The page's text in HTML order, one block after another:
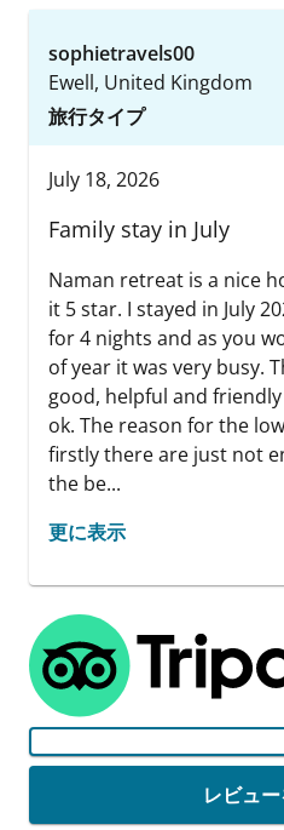
sophietravels00
Ewell, United Kingdom
旅行タイプ
July 18, 2026
Family stay in July
Naman retreat is a nice
it 5 star. I stayed in July
for 4 nights and as you
of year it was very busy.
good, helpful and
ok. The reason for the
firstly there are just not
the be...
更に表示
レビュー